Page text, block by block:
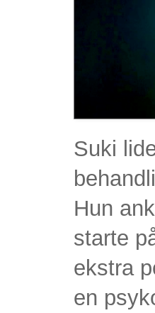
Suki
Hun
starte
ekstra
en